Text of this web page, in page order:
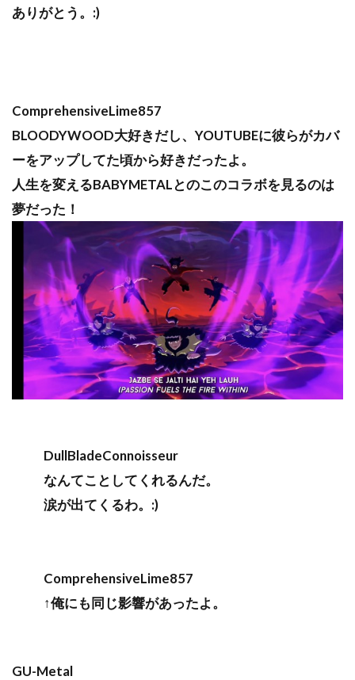
ありがとう。:)
ComprehensiveLime857
BLOODYWOOD大好きだし、YOUTUBEに彼らがカバ
ーをアップしてた頃から好きだったよ。
人生を変えるBABYMETALとのこのコラボを見るのは
夢だった！
DullBladeConnoisseur
なんてことしてくれるんだ。
涙が出てくるわ。:)
ComprehensiveLime857
↑俺にも同じ影響があったよ。
GU-Metal